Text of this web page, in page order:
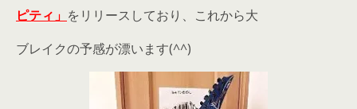
ピティ」 をリリースしており、これから大
ブレイクの予感が漂います(^^)